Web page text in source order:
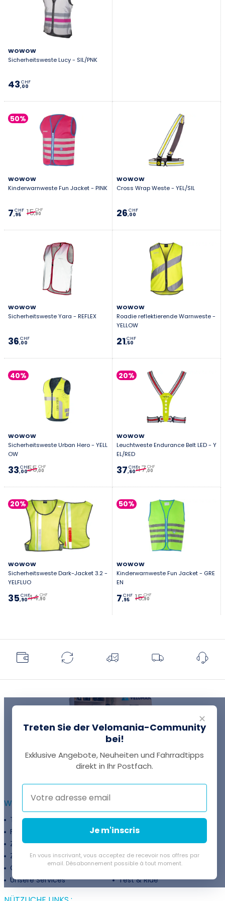
wirklich schnell anziehst. Das beste Hi-Vis-Teil ist das,
das du tatsächlich trägst – weil es simpel, bequem und
deutlich sichtbar ist.
WOWOW
Sicherheitsweste Lucy - SIL/PNK
43,00
CHF
50%
WOWOW
Kinderwarnweste Fun Jacket - PINK
7,95
CHF 15,90
CHF
WOWOW
Cross Wrap Weste - YEL/SIL
26,00
CHF
WOWOW
Sicherheitsweste Yara - REFLEX
36,00
CHF
WOWOW
Roadie reflektierende Warnweste -
YELLOW
21,50
CHF
40%
WOWOW
Sicherheitsweste Urban Hero - YELL
OW
33,00
CHF55,00
CHF
20%
WOWOW
Leuchtweste Endurance Belt LED - Y
EL/RED
37,60
CHF47,00
CHF
20%
WOWOW
Sicherheitsweste Dark-Jacket 3.2 -
YELFLUO
35,90
CHF44,90
CHF
50%
WOWOW
Kinderwarnweste Fun Jacket - GRE
EN
7,95
CHF 15,90
CHF
EINE FRAGE?
WEITERFÜHRENDE INFORMATIONEN :
Treueprogramm
Unternehmen
Finanzierung
Treueprogramm
Zahlungsflexibilität
Fahrradanpassung
Zuschüsse
Rückgaberichtlinie
Gutschein
Velovermietung
Unsere Services
Test & Ride
✕
Treten Sie der Velomania-Community
bei!
Exklusive Angebote, Neuheiten und Fahrradtipps
direkt in Ihr Postfach.
Je m'inscris
En vous inscrivant, vous acceptez de recevoir nos offres par
email. Désabonnement possible à tout moment.